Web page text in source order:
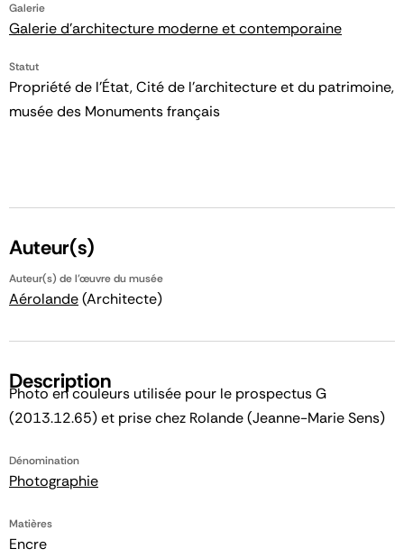
Galerie
Galerie d'architecture moderne et contemporaine
Statut
Propriété de l’État, Cité de l’architecture et du patrimoine,
musée des Monuments français
Auteur(s)
Auteur(s) de l'œuvre du musée
Aérolande(Architecte)
Description
Photo en couleurs utilisée pour le prospectus G
(2013.12.65) et prise chez Rolande (Jeanne-Marie Sens)
Dénomination
Photographie
Matières
Encre